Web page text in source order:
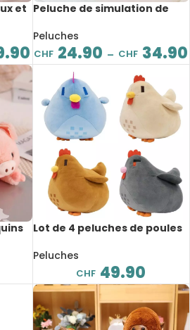
et Peluche de simulation de
confortable, 30 à 45 cm
Peluches
CHF 24.90 – CHF 34.90
Lot de 4 peluches de poules
Peluches
CHF 49.90